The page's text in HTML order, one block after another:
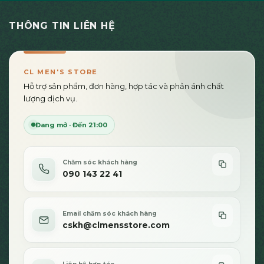
tùy
THÔNG TIN LIÊN HỆ
CL MEN'S STORE
Hỗ trợ sản phẩm, đơn hàng, hợp tác và phản ánh chất
lượng dịch vụ.
Đang mở · Đến 21:00
Chăm sóc khách hàng
090 143 22 41
Email chăm sóc khách hàng
cskh@clmensstore.com